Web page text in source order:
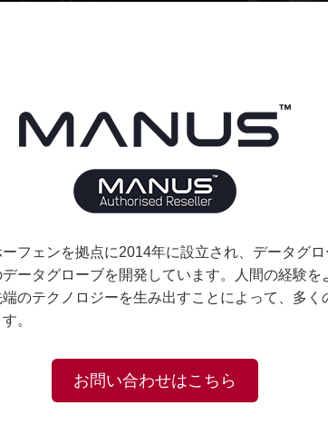
フェンを拠点に2014年に設立され、データグ
ータグローブを開発しています。人間の経験
のテクノロジーを生み出すことによって、多
。
お問い合わせはこちら